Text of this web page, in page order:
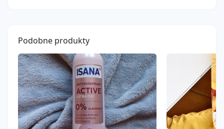
Podobne produkty